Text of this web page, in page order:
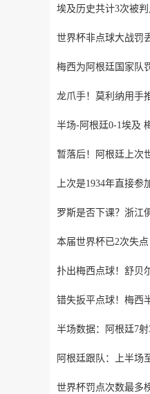
埃及历史共计3次被
世界杯非点球大战罚
梅西为阿根廷国家队
龙爪手！莫利纳用手
半场-阿根廷0-1埃及
暂落后！阿根廷上次
上次是1934年直接
罗斯是否下课？浙江
本届世界杯已2次失
扑出梅西点球！舒贝
错失扳平点球！梅西
半场数据：阿根廷7
阿根廷跟队：上半场
世界杯罚点次数最多